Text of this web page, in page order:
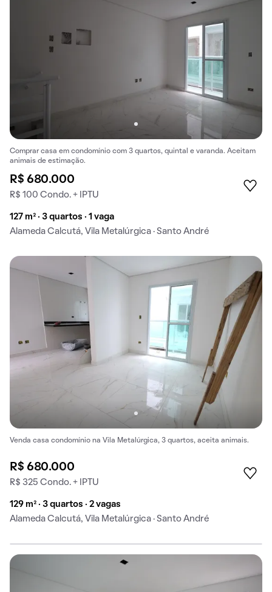
Comprar casa em condomínio com 3 quartos, quintal e varanda. Aceitam
animais de estimação.
R$ 680.000
R$ 100 Condo. + IPTU
127 m² · 3 quartos · 1 vaga
Alameda Calcutá, Vila Metalúrgica · Santo André
Venda casa condomínio na Vila Metalúrgica, 3 quartos, aceita animais.
R$ 680.000
R$ 325 Condo. + IPTU
129 m² · 3 quartos · 2 vagas
Alameda Calcutá, Vila Metalúrgica · Santo André